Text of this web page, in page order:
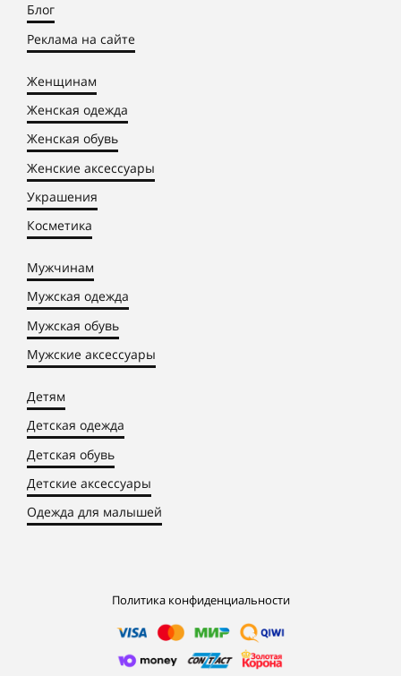
Блог
Реклама на сайте
Женщинам
Женская одежда
Женская обувь
Женские аксессуары
Украшения
Косметика
Мужчинам
Мужская одежда
Мужская обувь
Мужские аксессуары
Детям
Детская одежда
Детская обувь
Детские аксессуары
Одежда для малышей
Политика конфиденциальности